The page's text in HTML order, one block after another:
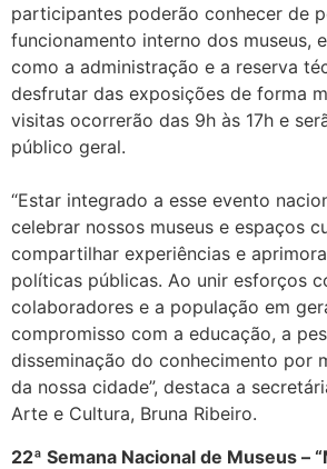
participantes poderão conhecer de
funcionamento interno dos museus,
como a administração e a reserva
desfrutar das exposições de forma
visitas ocorrerão das 9h às 17h e
público geral.
“Estar integrado a esse evento
celebrar nossos museus e espaços
compartilhar experiências e
políticas públicas. Ao unir esforços
colaboradores e a população em
compromisso com a educação, a
disseminação do conhecimento por
da nossa cidade”, destaca a
Arte e Cultura, Bruna Ribeiro.
22ª Semana Nacional de Museus –